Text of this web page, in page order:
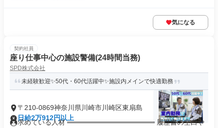
気になる
契約社員
座り仕事中心の施設警備(24時間当務)
SPD株式会社
未経験歓迎✨50代・60代活躍中✨施設内メインで快適勤務
〒210-0869神奈川県川崎市川崎区東扇島
日給2万912円以上
求めている人材 ══════════════════ 履歴書の空白や